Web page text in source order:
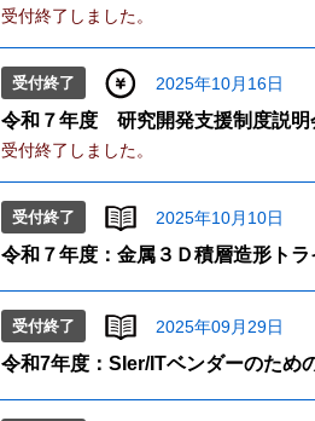
受付終了しました。
受付終了 2025年10月16日
令和７年度 研究開発支援制度説
受付終了しました。
受付終了 2025年10月10日
令和７年度：金属３Ｄ積層造形ト
受付終了 2025年09月29日
令和7年度：SIer/ITベンダーのため